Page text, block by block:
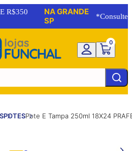
R$350
NA GRANDE
SP
*Consulte
0
POTESPote E Tampa 250ml 18X24